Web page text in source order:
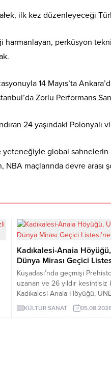
ilk kez düzenleyeceği
perküsyon
14 Mayıs’ta
Zorlu Performans
24 yaşındaki Polonyalı
yeteneğiyle global
maçlarında devre arası
Kadıkalesi-Anaia
Dünya Mirası Geçici
Kuşadası’nda geçmişi
uzanan ve 26 yıldır kesintisiz
Kadıkalesi-Anaia Höyüğü,
Mirası Geçici Listesi’ne girdi. Bu
gelişmeyle birlikte Türkiye’nin
KÜLTÜR SANAT